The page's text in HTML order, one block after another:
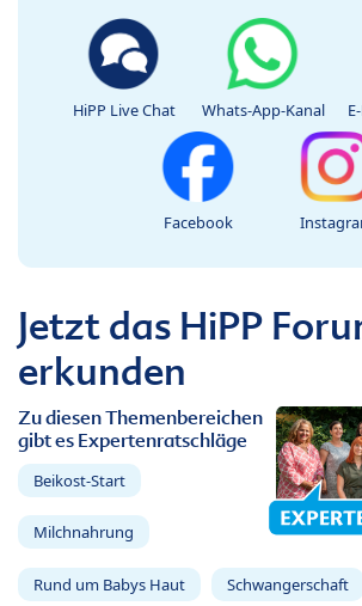
HiPP Live Chat Whats-App-Kanal
Facebook
Jetzt das HiPP
erkunden
Zu diesen Themenbereichen
gibt es Expertenratschläge
Beikost-Start
Milchnahrung
Rund um Babys Haut Schwangerschaft